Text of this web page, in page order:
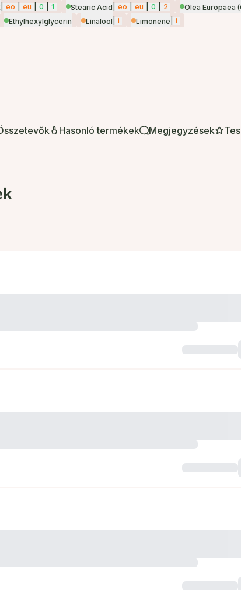
eo eu 0 1 Stearic Acid eo eu 0 2 Olea Europaea
Ethylhexylglycerin Linalool i Limonene i
Hasonló termékek Megjegyzések